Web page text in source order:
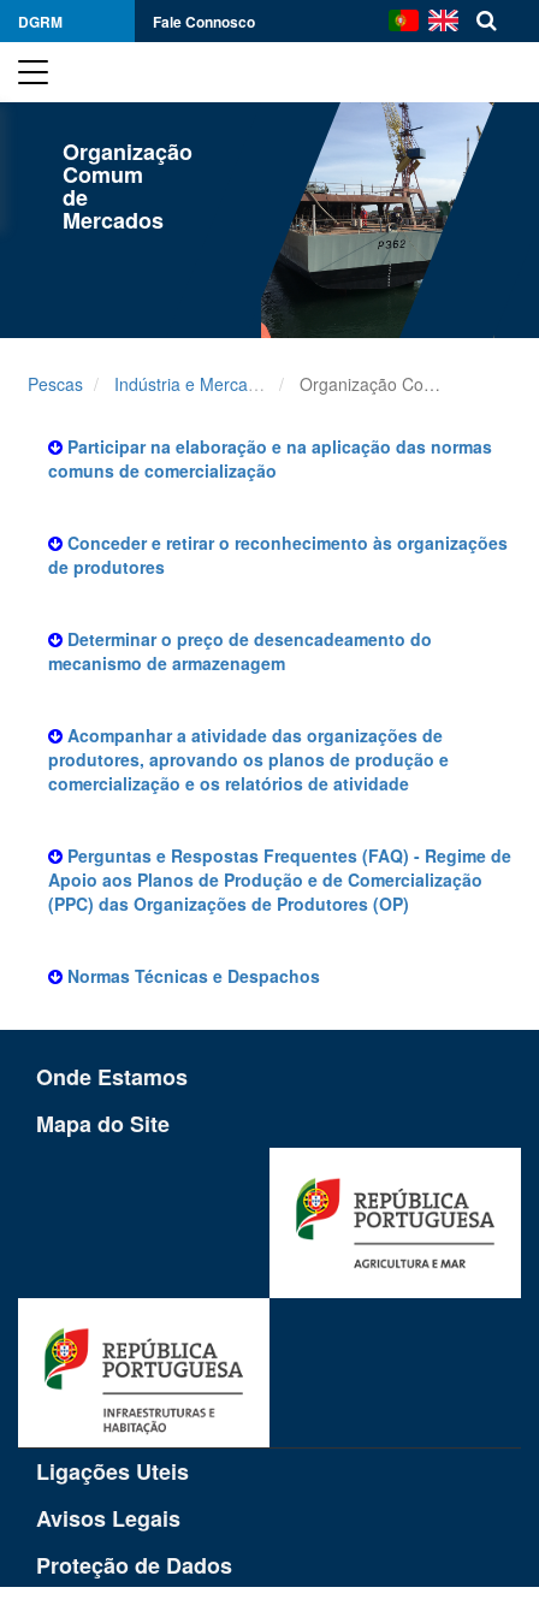
DGRM Fale Connosco
Organização
Comum
de
Mercados
Pescas Indústria e Mercados Organização Comum de Mercados
Participar na elaboração e na aplicação das normas
comuns de comercialização
Conceder e retirar o reconhecimento às organizações
de produtores
Determinar o preço de desencadeamento do
mecanismo de armazenagem
Acompanhar a atividade das organizações de
produtores, aprovando os planos de produção e
comercialização e os relatórios de atividade
Perguntas e Respostas Frequentes (FAQ) - Regime de
Apoio aos Planos de Produção e de Comercialização
(PPC) das Organizações de Produtores (OP)
Normas Técnicas e Despachos
Onde Estamos
Mapa do Site
Ligações Uteis
Avisos Legais
Proteção de Dados